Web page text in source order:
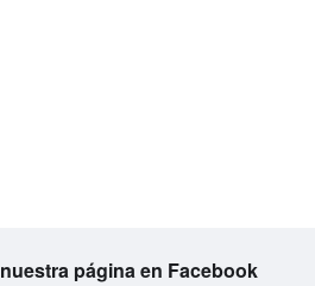
nuestra página en Facebook